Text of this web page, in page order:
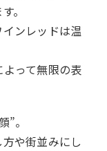
。
ンレッドは温
って無限の表
。
や街並みにし